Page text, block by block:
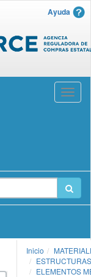
Ayuda
Abrir
menú
Inicio
ELEMENTOS